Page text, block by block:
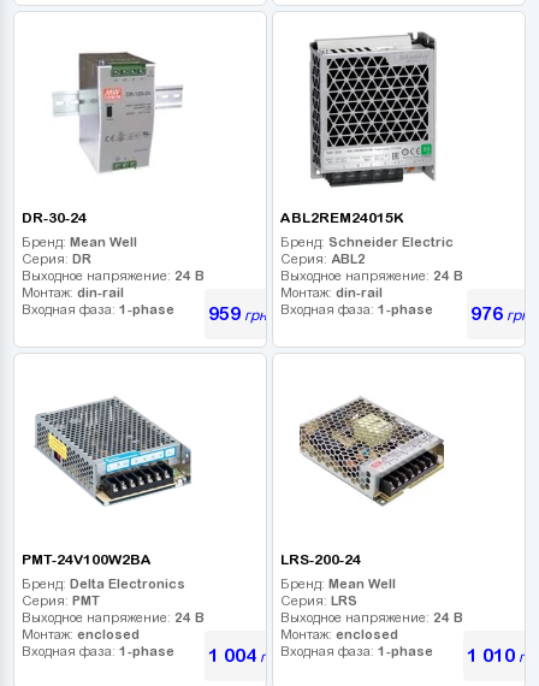
DR-30-24
Бренд: Mean Well
Серия: DR
Выходное напряжение: 24 В
Монтаж: din-rail
Входная фаза: 1-phase 959грн
ABL2REM24015K
Бренд: Schneider Electric
Серия: ABL2
Выходное напряжение: 24 В
Монтаж: din-rail
Входная фаза: 1-phase 976грн
PMT-24V100W2BA
Бренд: Delta Electronics
Серия: PMT
Выходное напряжение: 24 В
Монтаж: enclosed
Входная фаза: 1-phase 1 004грн
LRS-200-24
Бренд: Mean Well
Серия: LRS
Выходное напряжение: 24 В
Монтаж: enclosed
Входная фаза: 1-phase 1 010